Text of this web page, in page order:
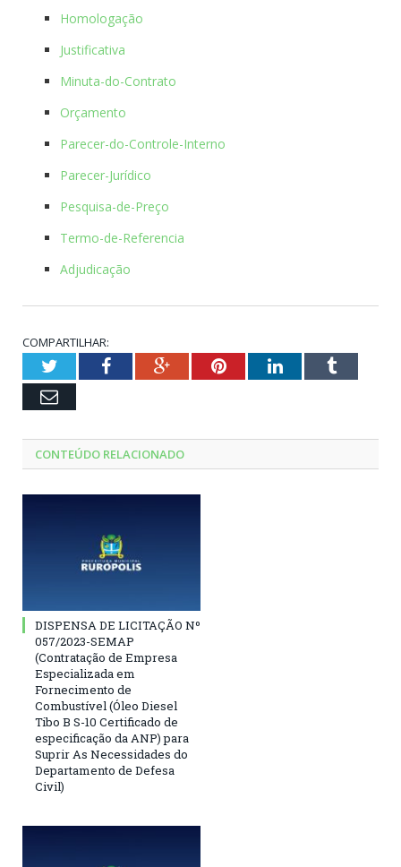
Homologação
Justificativa
Minuta-do-Contrato
Orçamento
Parecer-do-Controle-Interno
Parecer-Jurídico
Pesquisa-de-Preço
Termo-de-Referencia
Adjudicação
COMPARTILHAR:
TwitterFacebookGoogle+PinterestLinkedInTumblr
Email
CONTEÚDO RELACIONADO
DISPENSA DE LICITAÇÃO Nº
057/2023-SEMAP
(Contratação de Empresa
Especializada em
Fornecimento de
Combustível (Óleo Diesel
Tibo B S-10 Certificado de
especificação da ANP) para
Suprir As Necessidades do
Departamento de Defesa
Civil)